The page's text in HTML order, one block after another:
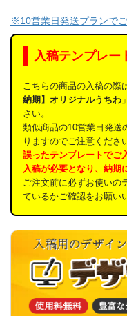
※10営業日発送プランで
入稿テンプレー
こちらの商品の入稿の際
納期】オリジナルうちわ
さい。
類似商品の10営業日発送
りますのでご注意くださ
誤ったテンプレートでご
入稿が必要となり、納期
ご注文前に必ずお使いの
ているかご確認をお願い